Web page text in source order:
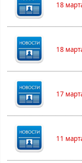
18
18
17
11